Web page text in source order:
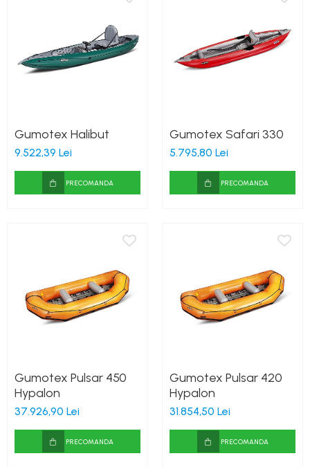
Gumotex Halibut
9.522,39 Lei
PRECOMANDA
Gumotex Safari 330
5.795,80 Lei
PRECOMANDA
Gumotex Pulsar 450
Hypalon
37.926,90 Lei
PRECOMANDA
Gumotex Pulsar 420
Hypalon
31.854,50 Lei
PRECOMANDA